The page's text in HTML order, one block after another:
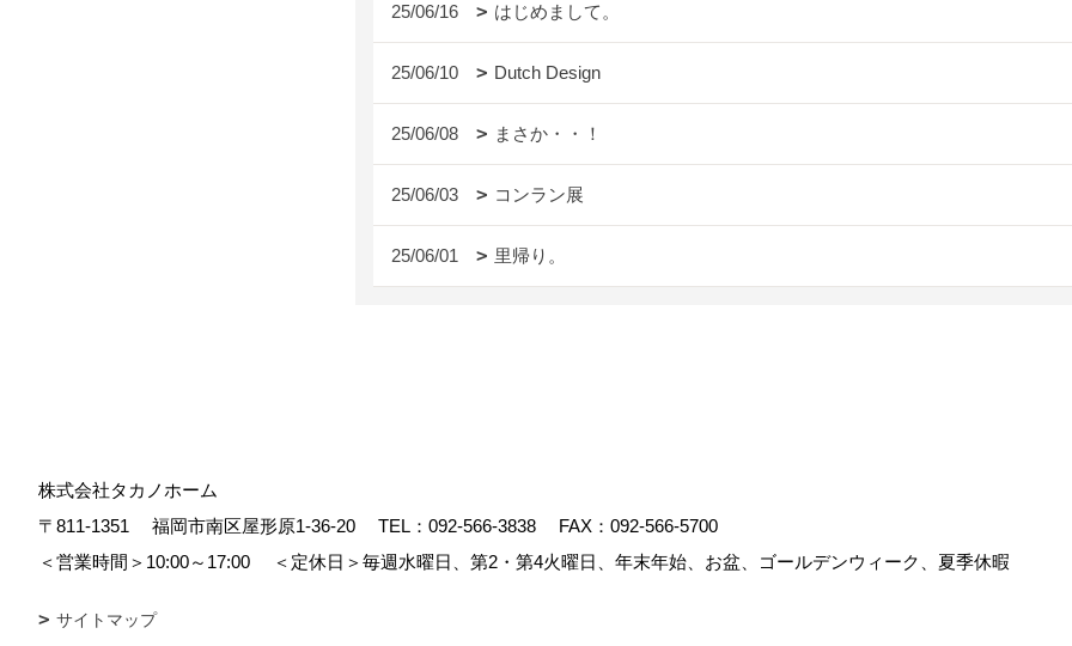
25/06/16 はじめまして。
25/06/10 Dutch Design
25/06/08 まさか・・！
25/06/03 コンラン展
25/06/01 里帰り。
株式会社タカノホーム
〒811-1351
福岡市南区屋形原1-36-20 TEL： 092-566-3838
FAX：092-566-5700
＜営業時間＞10:00～17:00
＜定休日＞毎週水曜日、第2・第4火曜日、年末年始、お盆、ゴールデンウィーク、夏季休暇
サイトマップ